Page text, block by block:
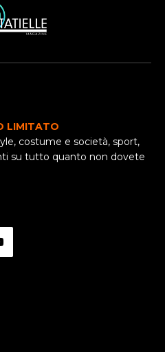
LIMITATO
costume e società, sport,
su tutto quanto non dovete